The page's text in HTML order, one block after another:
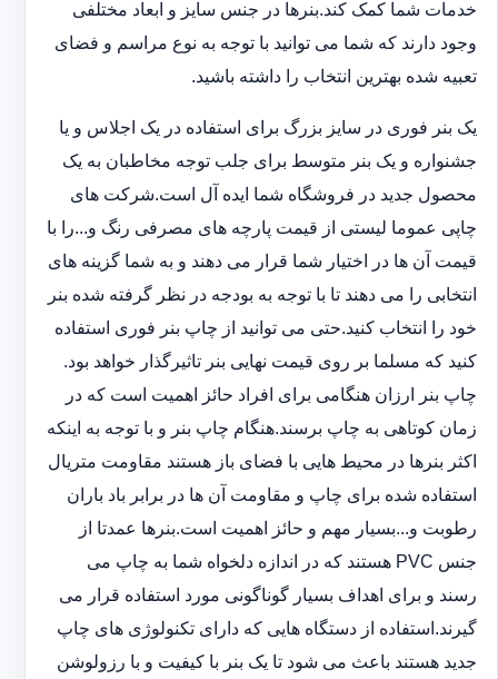
خدمات شما کمک کند.بنرها در جنس سایز و ابعاد مختلفی
وجود دارند که شما می توانید با توجه به نوع مراسم و فضای
تعبیه شده بهترین انتخاب را داشته باشید.
یک بنر فوری در سایز بزرگ برای استفاده در یک اجلاس و یا
جشنواره و یک بنر متوسط برای جلب توجه مخاطبان به یک
محصول جدید در فروشگاه شما ایده آل است.شرکت های
چاپی عموما لیستی از قیمت پارچه های مصرفی رنگ و...را با
قیمت آن ها در اختیار شما قرار می دهند و به شما گزینه های
انتخابی را می دهند تا با توجه به بودجه در نظر گرفته شده بنر
خود را انتخاب کنید.حتی می توانید از چاپ بنر فوری استفاده
کنید که مسلما بر روی قیمت نهایی بنر تاثیرگذار خواهد بود.
چاپ بنر ارزان هنگامی برای افراد حائز اهمیت است که در
زمان کوتاهی به چاپ برسند.هنگام چاپ بنر و با توجه به اینکه
اکثر بنرها در محیط هایی با فضای باز هستند مقاومت متریال
استفاده شده برای چاپ و مقاومت آن ها در برابر باد باران
رطوبت و...بسیار مهم و حائز اهمیت است.بنرها عمدتا از
جنس PVC هستند که در اندازه دلخواه شما به چاپ می
رسند و برای اهداف بسیار گوناگونی مورد استفاده قرار می
گیرند.استفاده از دستگاه هایی که دارای تکنولوژی های چاپ
جدید هستند باعث می شود تا یک بنر با کیفیت و با رزولوشن